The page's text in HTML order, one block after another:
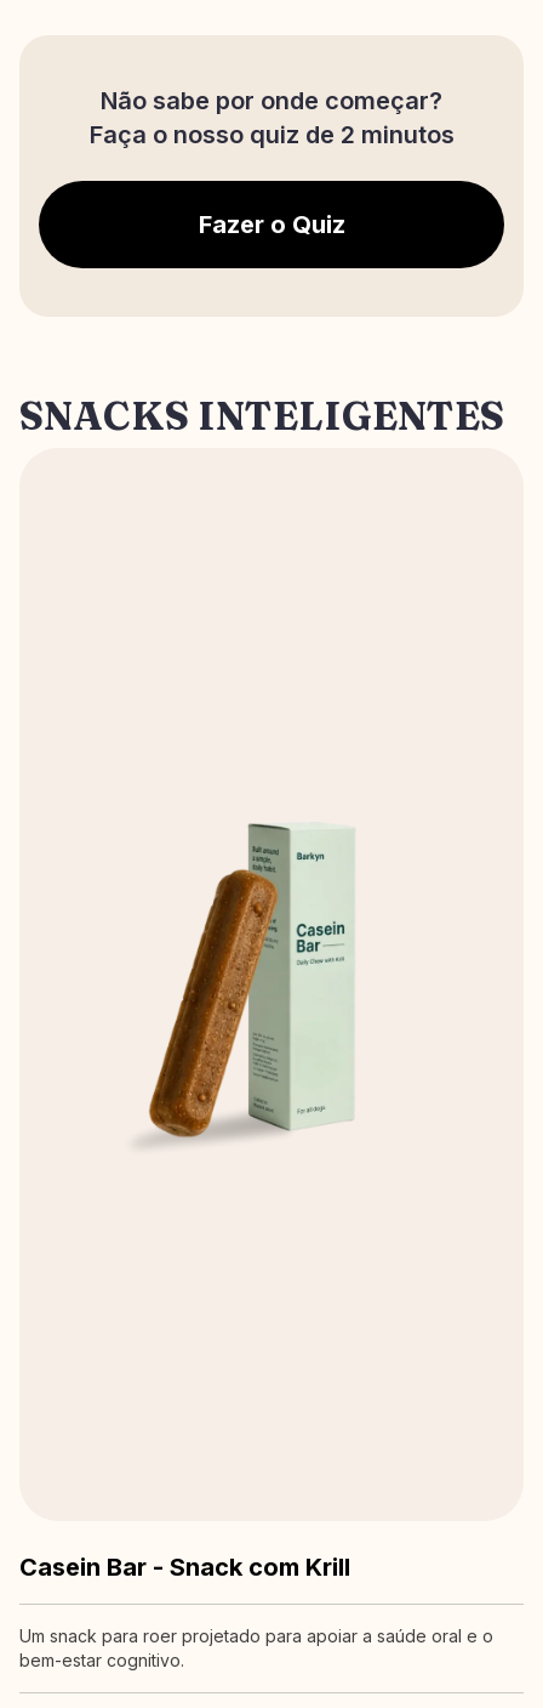
Não sabe por onde começar?
Faça o nosso quiz de 2 minutos
Fazer o Quiz
SNACKS INTELIGENTES
Casein Bar - Snack com Krill
Um snack para roer projetado para apoiar a saúde oral e o
bem-estar cognitivo.